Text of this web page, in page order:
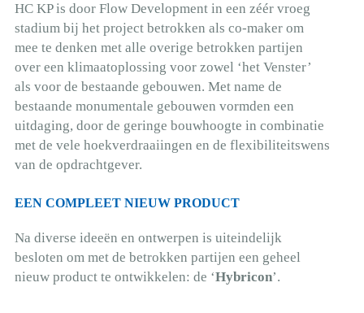
HC KP is door Flow Development in een zéér vroeg
stadium bij het project betrokken als co-maker om
mee te denken met alle overige betrokken partijen
over een klimaatoplossing voor zowel ‘het Venster’
als voor de bestaande gebouwen. Met name de
bestaande monumentale gebouwen vormden een
uitdaging, door de geringe bouwhoogte in combinatie
met de vele hoekverdraaiingen en de flexibiliteitswens
van de opdrachtgever.
EEN COMPLEET NIEUW PRODUCT
Na diverse ideeën en ontwerpen is uiteindelijk
besloten om met de betrokken partijen een geheel
nieuw product te ontwikkelen: de ‘Hybricon’.